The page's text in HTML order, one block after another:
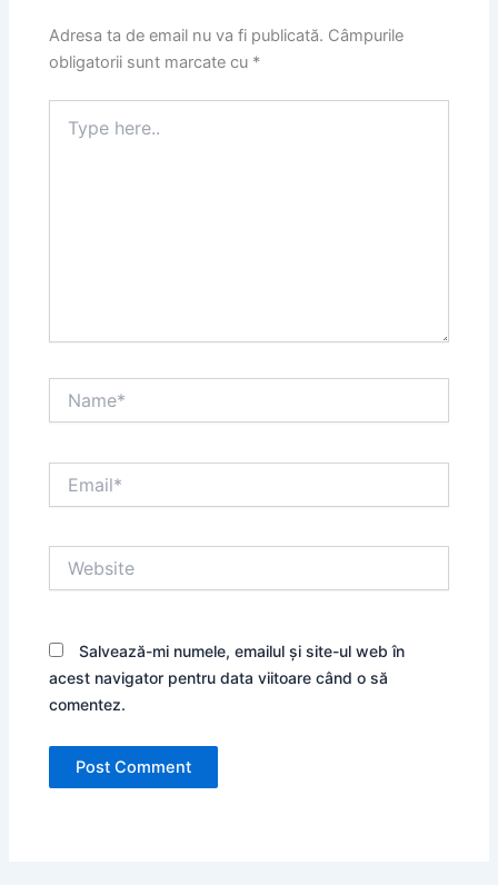
Adresa ta de email nu va fi publicată. Câmpurile
obligatorii sunt marcate cu *
here..
Salvează-mi numele, emailul și site-ul web în
acest navigator pentru data viitoare când o să
comentez.